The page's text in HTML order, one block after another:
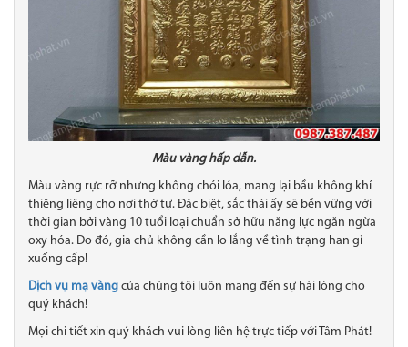
Màu vàng hấp dẫn.
Màu vàng rực rỡ nhưng không chói lóa, mang lại bầu không khí
thiêng liêng cho nơi thờ tự. Đặc biệt, sắc thái ấy sẽ bền vững với
thời gian bởi vàng 10 tuổi loại chuẩn sở hữu năng lực ngăn ngừa
oxy hóa. Do đó, gia chủ không cần lo lắng về tình trạng han gỉ
xuống cấp!
Dịch vụ mạ vàng của chúng tôi luôn mang đến sự hài lòng cho
quý khách!
Mọi chi tiết xin quý khách vui lòng liên hệ trực tiếp với Tâm Phát!